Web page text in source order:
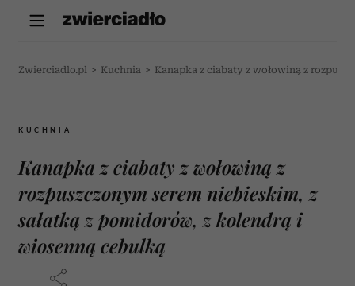
Zwierciadlo.pl > Kuchnia > Kanapka z ciabaty z wołowiną z
KUCHNIA
Kanapka z ciabaty z wołowiną z
rozpuszczonym serem niebieskim, z
sałatką z pomidorów, z kolendrą i
wiosenną cebulką